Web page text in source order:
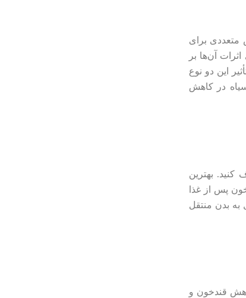
متعددی برای
آن‌ها بر
این دو نوع
در کاهش
فنجان چای سیاه مصرف کنید. بهترین
پس از غذا
بدن منتقل
قندخون و